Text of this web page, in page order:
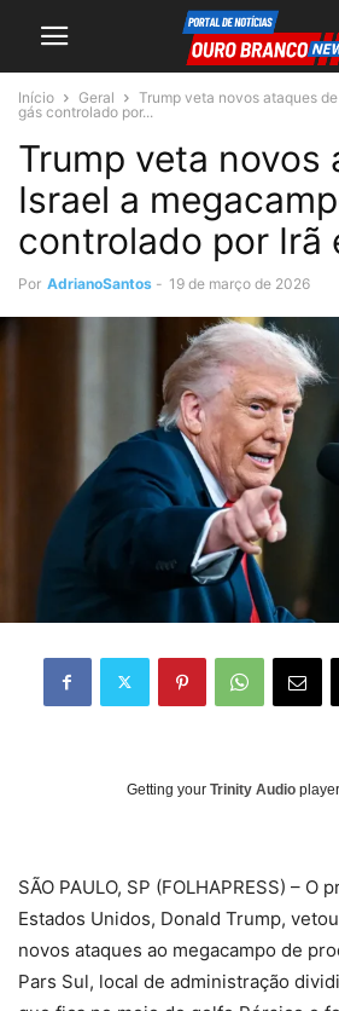
Início Geral
Trump veta novos ataques
gás controlado por...
Trump veta novos
Israel a
controlado por Irã
Por AdrianoSantos - 19 de março de 2026
Getting your Trinity Audio player
SÃO PAULO, SP (FOLHAPRESS) – O
Estados Unidos, Donald Trump,
novos ataques ao megacampo de
Pars Sul, local de administração